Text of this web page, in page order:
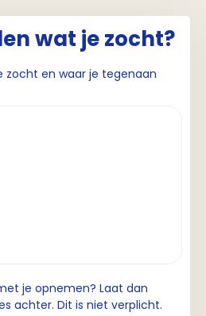
wat je zocht?
zocht en waar je tegenaan
je opnemen? Laat dan
achter. Dit is niet verplicht.